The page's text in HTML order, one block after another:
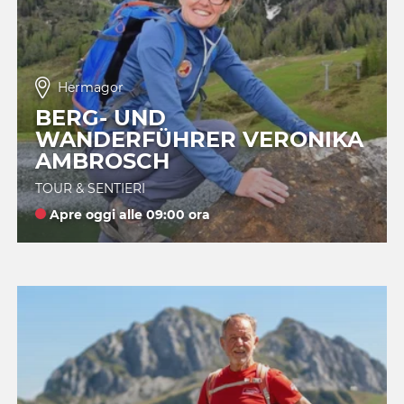
Hermagor
BERG- UND
WANDERFÜHRER VERONIKA
AMBROSCH
TOUR & SENTIERI
Apre oggi alle 09:00 ora